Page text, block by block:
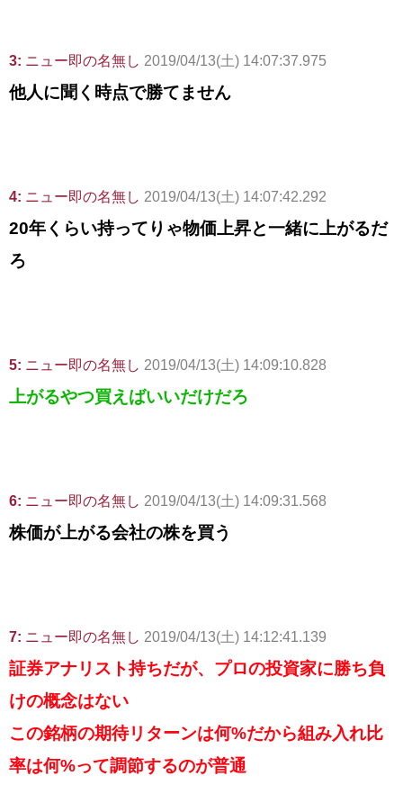
3: ニュー即の名無し 2019/04/13(土) 14:07:37.975
他人に聞く時点で勝てません
4: ニュー即の名無し 2019/04/13(土) 14:07:42.292
20年くらい持ってりゃ物価上昇と一緒に上がるだ
ろ
5: ニュー即の名無し 2019/04/13(土) 14:09:10.828
上がるやつ買えばいいだけだろ
6: ニュー即の名無し 2019/04/13(土) 14:09:31.568
株価が上がる会社の株を買う
7: ニュー即の名無し 2019/04/13(土) 14:12:41.139
証券アナリスト持ちだが、プロの投資家に勝ち負
けの概念はない
この銘柄の期待リターンは何%だから組み入れ比
率は何%って調節するのが普通